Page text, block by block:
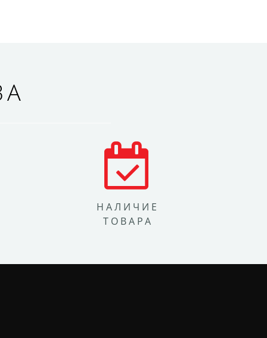
НАЛИЧИЕ
ТОВАРА